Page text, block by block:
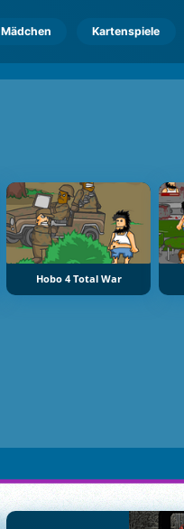
Mädchen Kartenspiele
Hobo 4 Total War